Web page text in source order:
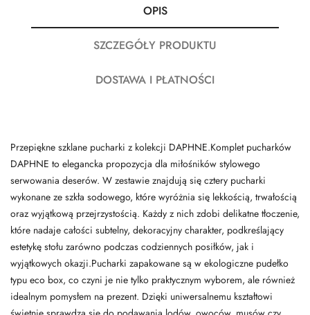
OPIS
SZCZEGÓŁY PRODUKTU
DOSTAWA I PŁATNOŚCI
Przepiękne szklane pucharki z kolekcji DAPHNE.Komplet pucharków
DAPHNE to elegancka propozycja dla miłośników stylowego
serwowania deserów. W zestawie znajdują się cztery pucharki
wykonane ze szkła sodowego, które wyróżnia się lekkością, trwałością
oraz wyjątkową przejrzystością. Każdy z nich zdobi delikatne tłoczenie,
które nadaje całości subtelny, dekoracyjny charakter, podkreślający
estetykę stołu zarówno podczas codziennych posiłków, jak i
wyjątkowych okazji.Pucharki zapakowane są w ekologiczne pudełko
typu eco box, co czyni je nie tylko praktycznym wyborem, ale również
idealnym pomysłem na prezent. Dzięki uniwersalnemu kształtowi